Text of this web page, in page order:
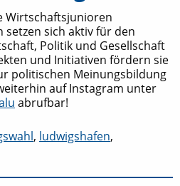
Wirtschaftsjunioren
setzen sich aktiv für den
Politik und Gesellschaft
und Initiativen fördern sie
politischen Meinungsbildung
auf Instagram unter
abrufbar!
, ludwigshafen,